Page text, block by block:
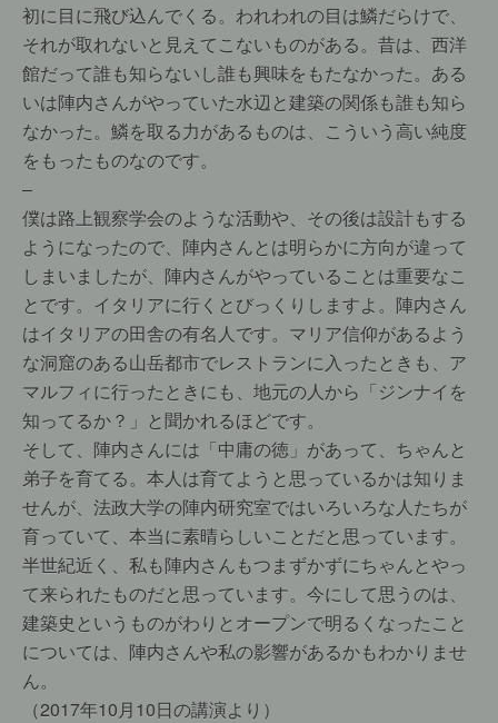
初に目に飛び込んでくる。われわれの目は鱗だらけで、
それが取れないと見えてこないものがある。昔は、西洋
館だって誰も知らないし誰も興味をもたなかった。ある
いは陣内さんがやっていた水辺と建築の関係も誰も知ら
なかった。鱗を取る力があるものは、こういう高い純度
をもったものなのです。
–
僕は路上観察学会のような活動や、その後は設計もする
ようになったので、陣内さんとは明らかに方向が違って
しまいましたが、陣内さんがやっていることは重要なこ
とです。イタリアに行くとびっくりしますよ。陣内さん
はイタリアの田舎の有名人です。マリア信仰があるよう
な洞窟のある山岳都市でレストランに入ったときも、ア
マルフィに行ったときにも、地元の人から「ジンナイを
知ってるか？」と聞かれるほどです。
そして、陣内さんには「中庸の徳」があって、ちゃんと
弟子を育てる。本人は育てようと思っているかは知りま
せんが、法政大学の陣内研究室ではいろいろな人たちが
育っていて、本当に素晴らしいことだと思っています。
半世紀近く、私も陣内さんもつまずかずにちゃんとやっ
て来られたものだと思っています。今にして思うのは、
建築史というものがわりとオープンで明るくなったこと
については、陣内さんや私の影響があるかもわかりませ
ん。
（2017年10月10日の講演より）